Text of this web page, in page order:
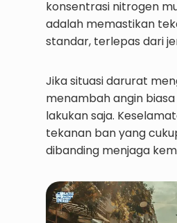
konsentrasi nitrogen
adalah memastikan
standar, terlepas dari
Jika situasi darurat
menambah angin
lakukan saja.
tekanan ban yang
dibanding menjaga